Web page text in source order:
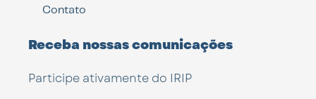
Contato
Receba nossas comunicações
Participe ativamente do IRIP